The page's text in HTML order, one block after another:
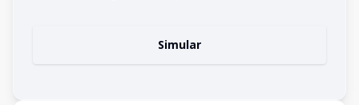
Simular